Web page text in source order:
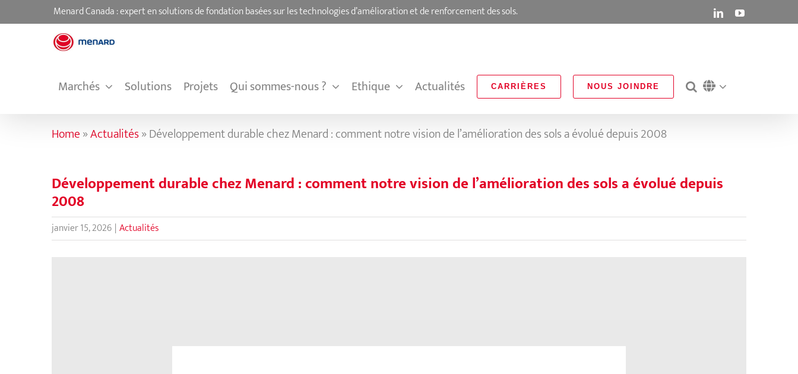
au
Menard Canada : expert en solutions de fondation basées sur les technologies d’amélioration et de renforcement des sols. LinkedInYouTube
Marchés Solutions Projets Qui sommes-nous ? Ethique Actualités CARRIÈRES NOUS JOINDRE
Home»Actualités»Développement durable chez Menard : comment notre vision de l’amélioration des sols a évolué depuis 2008
Développement durable chez Menard : comment notre vision de l’amélioration des sols a évolué depuis
2008
janvier 15, 2026 | Actualités